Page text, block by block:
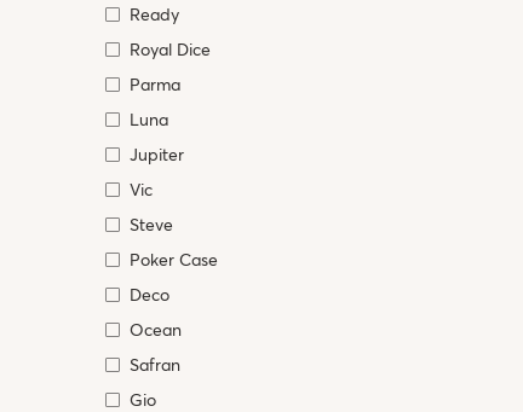
Ready
Royal Dice
Parma
Luna
Jupiter
Vic
Steve
Poker Case
Deco
Ocean
Safran
Gio